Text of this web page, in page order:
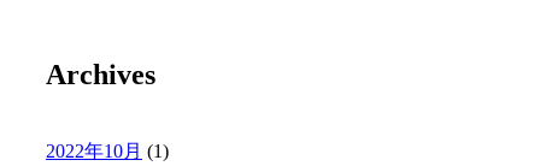
Archives
2022年10月 (1)